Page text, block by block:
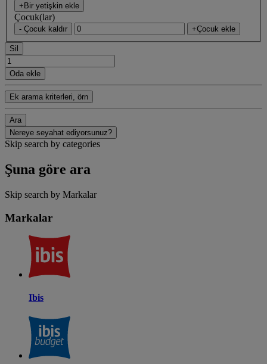
+Bir yetişkin ekle
Çocuk(lar)
- Çocuk kaldır +Çocuk ekle
Sil
Oda ekle
Ek arama kriterleri, örn
Ara
Nereye seyahat ediyorsunuz?
Skip search by categories
Şuna göre ara
Skip search by Markalar
Markalar
Ibis